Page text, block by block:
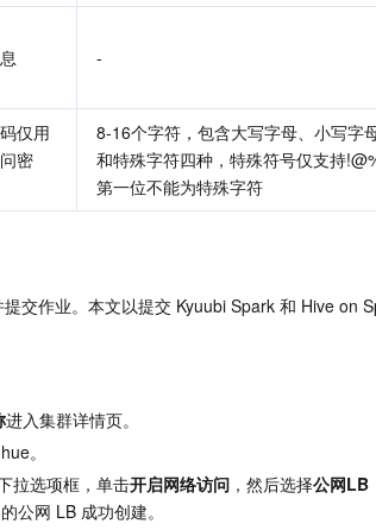
-
仅用
密
8-16个字符，包含大写字母、小写字
和特殊字符四种，特殊符号仅支持
第一位不能为特殊字符
交作业。本文以提交 Kyuubi Spark 和 Hive on
进入集群详情页。
。
拉选项框，单击开启网络访问 ，然后选择公网LB
公网 LB 成功创建。